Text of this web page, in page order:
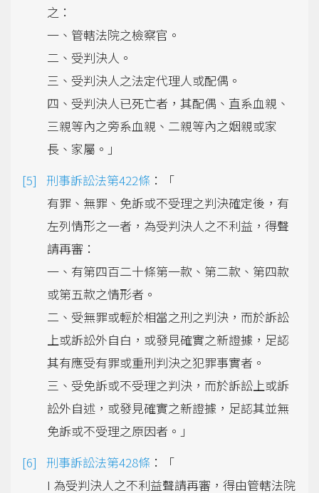
之：
一、管轄法院之檢察官。
二、受判決人。
三、受判決人之法定代理人或配偶。
四、受判決人已死亡者，其配偶、直系血親、
三親等內之旁系血親、二親等內之姻親或家
長、家屬。」
刑事訴訟法第422條 ：「
有罪、無罪、免訴或不受理之判決確定後，有
左列情形之一者，為受判決人之不利益，得聲
請再審：
一、有第四百二十條第一款、第二款、第四款
或第五款之情形者。
二、受無罪或輕於相當之刑之判決，而於訴訟
上或訴訟外自白，或發見確實之新證據，足認
其有應受有罪或重刑判決之犯罪事實者。
三、受免訴或不受理之判決，而於訴訟上或訴
訟外自述，或發見確實之新證據，足認其並無
免訴或不受理之原因者。」
刑事訴訟法第428條 ：「
I 為受判決人之不利益聲請再審，得由管轄法院